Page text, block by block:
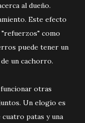
al dueño.
Este efecto
como
puede tener un
un cachorro.
funcionar otras
Un elogio es
patas y una